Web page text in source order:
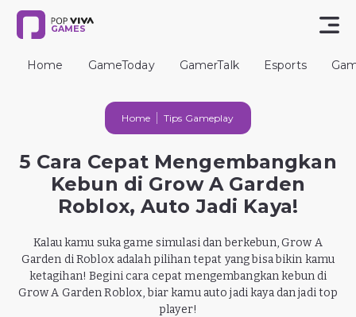
GAMES
Home GameToday GamerTalk Esports
Home Tips Gameplay
5 Cara Cepat Mengembangkan
Kebun di Grow A Garden
Roblox, Auto Jadi Kaya!
Kalau kamu suka game simulasi dan berkebun, Grow A
Garden di Roblox adalah pilihan tepat yang bisa bikin kamu
ketagihan! Begini cara cepat mengembangkan kebun di
Grow A Garden Roblox, biar kamu auto jadi kaya dan jadi top
player!